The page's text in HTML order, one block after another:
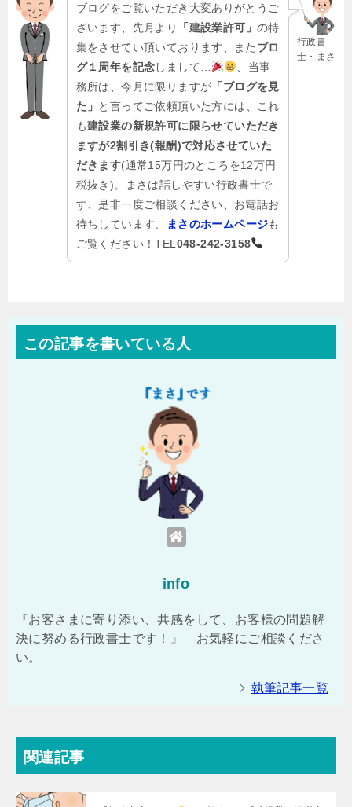
行政書
士・まさ
ブログをご覧いただき大変ありがとうご
ざいます、先月より
「建設業許可」 の特
集をさせてい頂いております、また ブロ
グ１周年を記念しまして…
、当事
務所は、今月に限りますが 「ブログを見
た」 と言ってご依頼頂いた方には、これ
も建設業の新規許可に限らせていただき
ますが2割引き(報酬)で対応させていた
だきます(通常15万円のところを12万円
税抜き)。まさは話しやすい行政書士で
す、是非一度ご相談ください、お電話お
待ちしています、
まさのホームページも
ご覧ください！TEL 048-242-3158
この記事を書いている人
info
『お客さまに寄り添い、共感をして、お客様の問題解
決に努める行政書士です！』 お気軽にご相談くださ
い。
執筆記事一覧
関連記事